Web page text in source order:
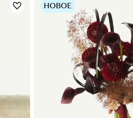
Цветы букета:
НОВОЕ